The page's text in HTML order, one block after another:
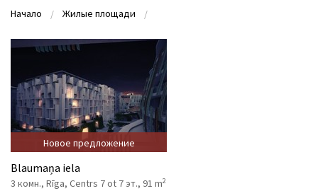
Начало Жилые площади
Новое предложение
Blaumaņa iela
3 комн., Rīga, Centrs 7 ot 7 эт., 91 m2